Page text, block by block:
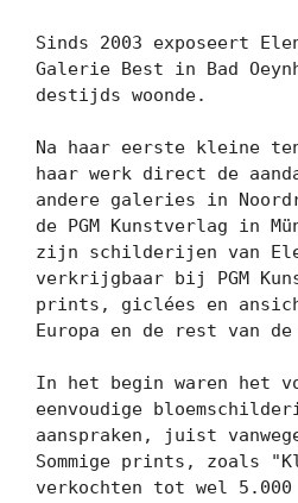
Sinds 2003 exposeert
Galerie Best in Bad
destijds woonde.
Na haar eerste kleine
haar werk direct de
andere galeries in
de PGM Kunstverlag in
zijn schilderijen van
verkrijgbaar bij PGM
prints, giclées en
Europa en de rest van
In het begin waren het
eenvoudige
aanspraken, juist
Sommige prints, zoals
verkochten tot wel 5.000